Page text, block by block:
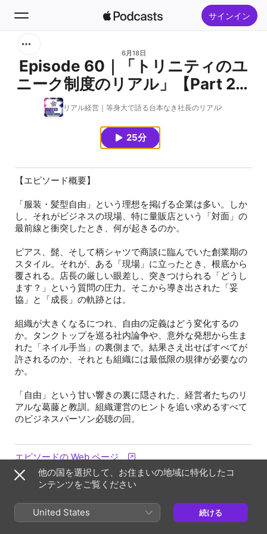
サインイン
ホーム
新着おすすめ
トップランキング
6月18日
Episode 60｜「トリニティのユ
ニーク制度のリアル」【Part 2】
服装・髪型の自由と、現実の不自
リアル経営｜等身大で語る台本なき社長のリアル
25分
【エピソード概要】
「服装・髪型自由」という理想を掲げる企業は多い。しか
し、それがビジネスの現場、特に量販店という「対面」の
最前線と衝突したとき、何が起きるのか。
ピアス、髭、そして柄シャツで商談に臨んでいた創業期の
スタイル。それが、ある「現場」に立ったとき、根底から
覆される。店長の厳しい眼差し、突きつけられる「どうし
ます？」という質問の圧力。そこから導き出された「妥
協」と「成長」の軌跡とは。
組織が大きくなるにつれ、自由の定義はどう変化するの
か。タンクトップを巡る社内論争や、意外な発想から生ま
れた「ネイル手当」の裏側まで。結果さえ出せばすべてが
許されるのか、それとも組織には最低限の規律が必要なの
か。
「自由」という甘い響きの裏に隠された、経営者たちのリ
アルな葛藤と教訓。組織運営のヒントを追い求めるすべて
のビジネスパーソン必聴の回。
エピソードの Web ページ
他の国を選択して、お住まいの地域に特化したコ
ンテンツをご覧ください
United States 続ける